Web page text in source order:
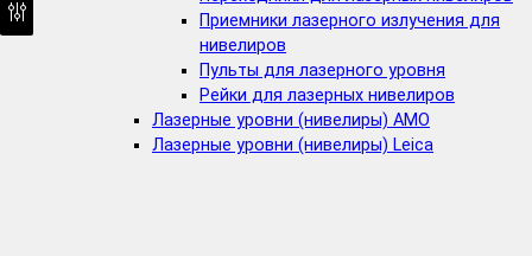
Приемники лазерного излучения для
нивелиров
Пульты для лазерного уровня
Рейки для лазерных нивелиров
Лазерные уровни (нивелиры) AMO
Лазерные уровни (нивелиры) Leica